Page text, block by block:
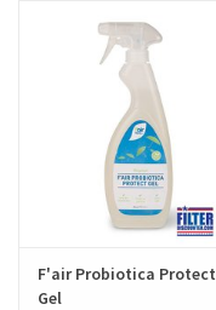
F'air Probiotica Protect
Gel